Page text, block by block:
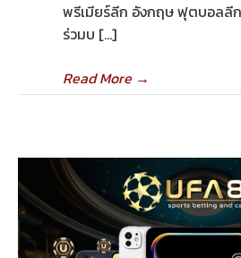
พรีเมียร์ลีก อังกฤษ ฟุตบอลลี
ร่วมบ […]
Read More→